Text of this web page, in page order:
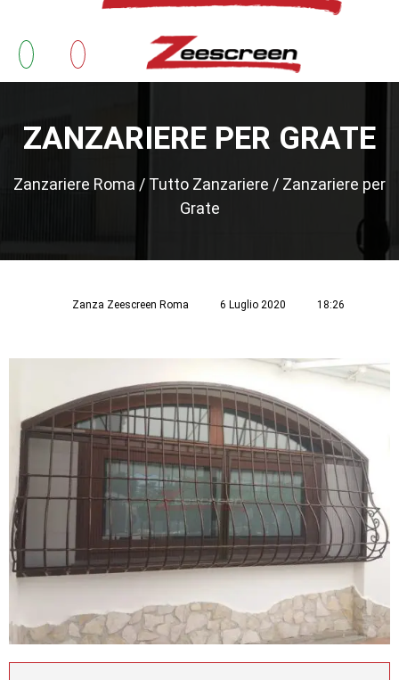
ZANZARIERE PER GRATE
Zanzariere Roma / Tutto Zanzariere / Zanzariere per
Grate
Zanza Zeescreen Roma 6 Luglio 2020 18:26